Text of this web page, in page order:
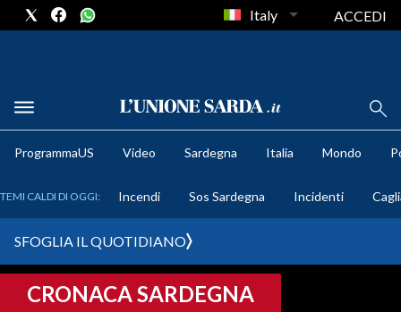
METEO
CRONACA SARDEGNA
Italy ACCEDI
ProgrammaUS Video Sardegna Italia Mondo
TEMI CALDI DI OGGI: Incendi Sos Sardegna Incidenti
SFOGLIA IL QUOTIDIANO
CRONACA SARDEGNA